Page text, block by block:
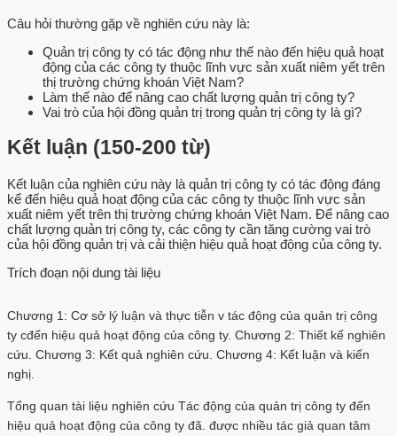
Câu hỏi thường gặp về nghiên cứu này là:
Quản trị công ty có tác động như thế nào đến hiệu quả hoạt
động của các công ty thuộc lĩnh vực sản xuất niêm yết trên
thị trường chứng khoán Việt Nam?
Làm thế nào để nâng cao chất lượng quản trị công ty?
Vai trò của hội đồng quản trị trong quản trị công ty là gì?
Kết luận (150-200 từ)
Kết luận của nghiên cứu này là quản trị công ty có tác động đáng
kể đến hiệu quả hoạt động của các công ty thuộc lĩnh vực sản
xuất niêm yết trên thị trường chứng khoán Việt Nam. Để nâng cao
chất lượng quản trị công ty, các công ty cần tăng cường vai trò
của hội đồng quản trị và cải thiện hiệu quả hoạt động của công ty.
Trích đoạn nội dung tài liệu
Chương 1: Cơ sở lý luận và thực tiễn v tác động của quản trị công
ty cđến hiệu quả hoạt động của công ty. Chương 2: Thiết kế nghiên
cứu. Chương 3: Kết quả nghiên cứu. Chương 4: Kết luận và kiến
nghị.
Tổng quan tài liệu nghiên cứu Tác động của quản trị công ty đến
hiệu quả hoạt động của công ty đã. được nhiều tác giả quan tâm